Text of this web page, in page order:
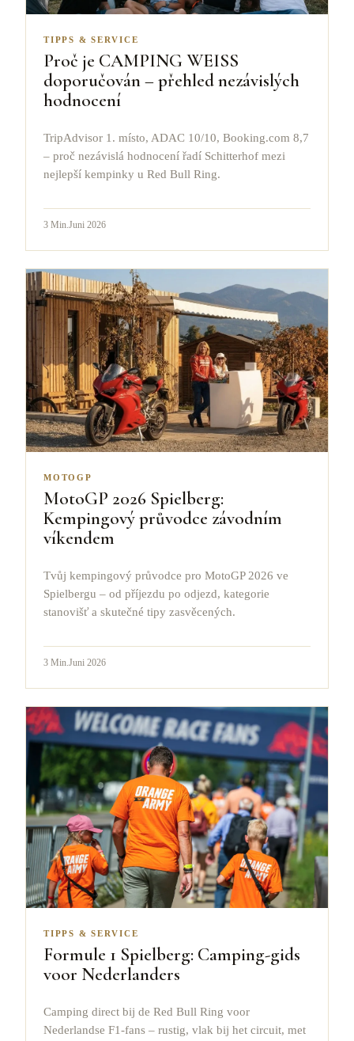
TIPPS & SERVICE
Proč je CAMPING WEISS
doporučován – přehled nezávislých
hodnocení
TripAdvisor 1. místo, ADAC 10/10, Booking.com 8,7
– proč nezávislá hodnocení řadí Schitterhof mezi
nejlepší kempinky u Red Bull Ring.
3 Min. Juni 2026
MOTOGP
MotoGP 2026 Spielberg:
Kempingový průvodce závodním
víkendem
Tvůj kempingový průvodce pro MotoGP 2026 ve
Spielbergu – od příjezdu po odjezd, kategorie
stanovišť a skutečné tipy zasvěcených.
3 Min. Juni 2026
TIPPS & SERVICE
Formule 1 Spielberg: Camping-gids
voor Nederlanders
Camping direct bij de Red Bull Ring voor
Nederlandse F1-fans – rustig, vlak bij het circuit, met